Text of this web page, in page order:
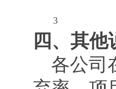
3
四、其他
各公司